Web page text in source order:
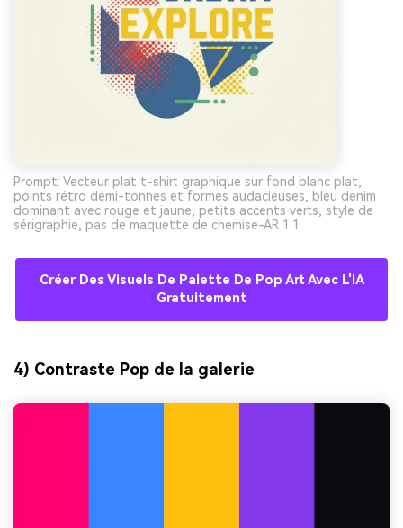
Prompt: Vecteur plat t-shirt graphique sur fond blanc plat,
points rétro demi-tonnes et formes audacieuses, bleu denim
dominant avec rouge et jaune, petits accents verts, style de
sérigraphie, pas de maquette de chemise-AR 1:1
Créer Des Visuels De Palette De Pop Art Avec L'IA
Gratuitement
4) Contraste Pop de la galerie